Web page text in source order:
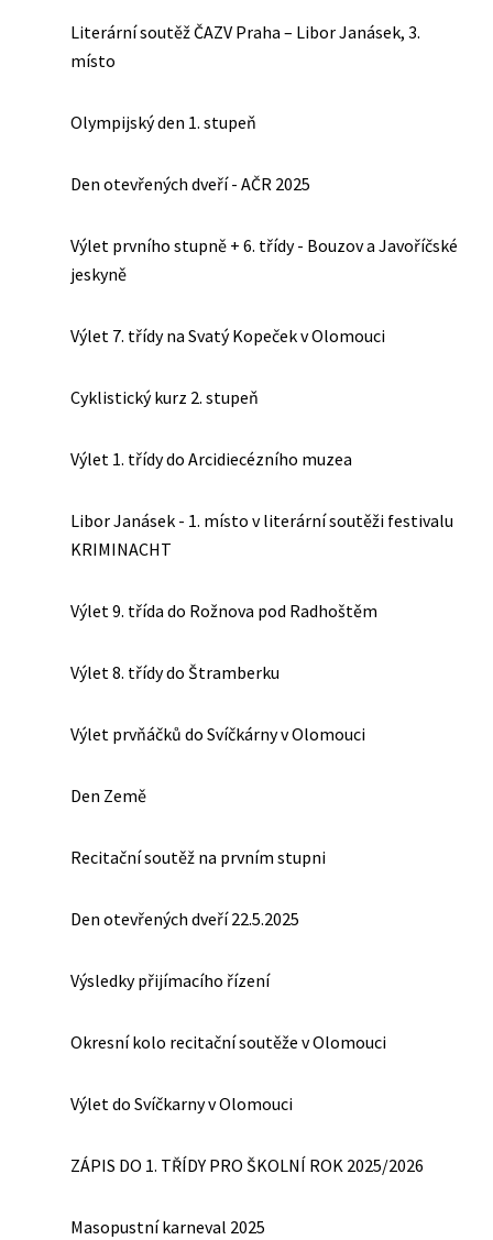
Literární soutěž ČAZV Praha – Libor Janásek, 3.
místo
Olympijský den 1. stupeň
Den otevřených dveří - AČR 2025
Výlet prvního stupně + 6. třídy - Bouzov a Javoříčské
jeskyně
Výlet 7. třídy na Svatý Kopeček v Olomouci
Cyklistický kurz 2. stupeň
Výlet 1. třídy do Arcidiecézního muzea
Libor Janásek - 1. místo v literární soutěži festivalu
KRIMINACHT
Výlet 9. třída do Rožnova pod Radhoštěm
Výlet 8. třídy do Štramberku
Výlet prvňáčků do Svíčkárny v Olomouci
Den Země
Recitační soutěž na prvním stupni
Den otevřených dveří 22.5.2025
Výsledky přijímacího řízení
Okresní kolo recitační soutěže v Olomouci
Výlet do Svíčkarny v Olomouci
ZÁPIS DO 1. TŘÍDY PRO ŠKOLNÍ ROK 2025/2026
Masopustní karneval 2025